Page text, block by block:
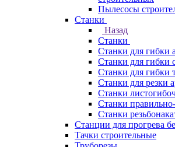
Пылесосы
Станки
Назад
Станки
Станки для гибки
Станки для гибки
Станки для гибки
Станки для резки
Станки
Станки
Станки
Станции для прогрева
Тачки строительные